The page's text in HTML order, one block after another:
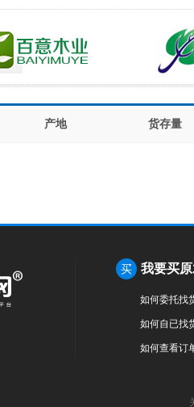
产地 货存量
买 我要买
如何委托找
如何自已找
如何查看订